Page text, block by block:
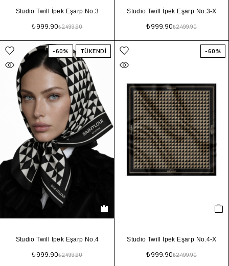
Studio Twill İpek Eşarp No.3
₺2,499.90
₺999.90
Studio Twill İpek Eşarp No.3-X
₺2,499.90
₺999.90
-60% TÜKENDİ
Studio Twill İpek Eşarp No.4
₺2,499.90
₺999.90
-60%
Studio Twill İpek Eşarp No.4-X
₺2,499.90
₺999.90